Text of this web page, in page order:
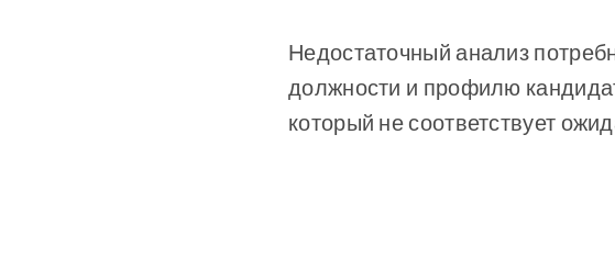
Недостаточный анализ
должности и профилю
который не соответствует